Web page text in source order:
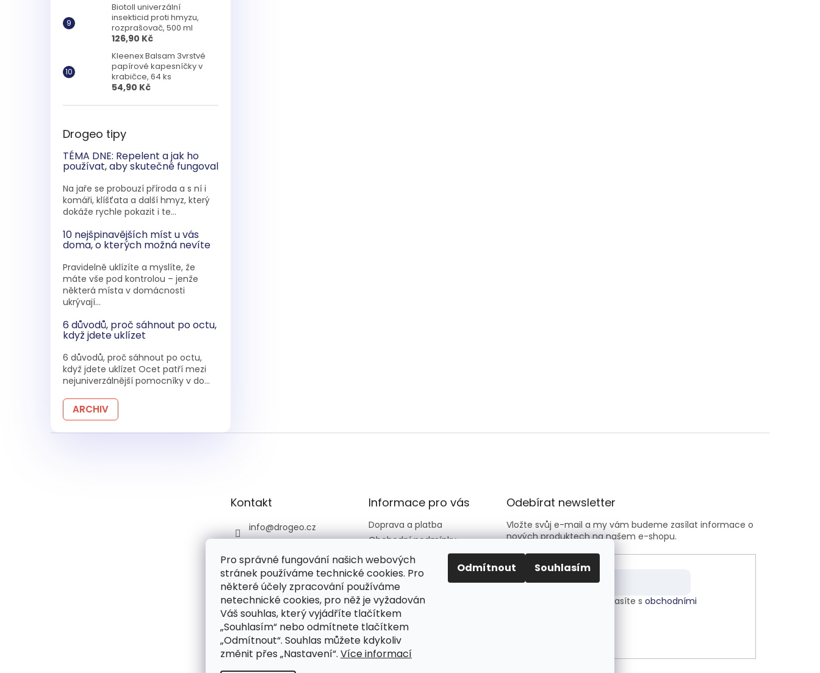
Pro správné fungování našich webových
stránek používáme technické cookies. Pro
některé účely zpracování používáme
netechnické cookies, pro něž je vyžadován
Váš souhlas, který vyjádříte tlačítkem
„Souhlasím“ nebo odmítnete tlačítkem
„Odmítnout“. Souhlas můžete kdykoliv
změnit přes „Nastavení“. Více informací
Odmítnout Souhlasím
Biotoll univerzální
insekticid proti hmyzu,
rozprašovač, 500 ml
126,90 Kč
Kleenex Balsam 3vrstvé
papírové kapesníčky v
krabičce, 64 ks
54,90 Kč
Drogeo tipy
TÉMA DNE: Repelent a jak ho
používat, aby skutečně fungoval
Na jaře se probouzí příroda a s ní i
komáři, klíšťata a další hmyz, který
dokáže rychle pokazit i te...
10 nejšpinavějších míst u vás
doma, o kterých možná nevíte
Pravidelně uklízíte a myslíte, že
máte vše pod kontrolou – jenže
některá místa v domácnosti
ukrývají...
6 důvodů, proč sáhnout po octu,
když jdete uklízet
6 důvodů, proč sáhnout po octu,
když jdete uklízet Ocet patří mezi
nejuniverzálnější pomocníky v do...
ARCHIV
Kontakt
info@drogeo.cz
+420 607 058 258 (v
pracovní dny 08:00-1
6:00)
drogeocz
drogeo_online_droge
rie
Informace pro vás
Doprava a platba
Obchodní podmínky
Kontakty
Hodnocení obchodu
Odebírat newsletter
Vložte svůj e-mail a my vám budeme zasílat informace o
nových produktech na našem e-shopu.
E-mail
Vložením e-mailu souhlasíte sobchodními